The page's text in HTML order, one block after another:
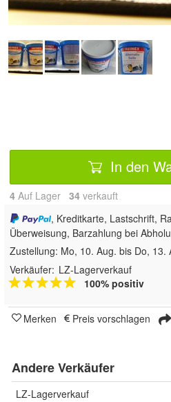
In den
4 Auf Lager 34 verkauft
, Kreditkarte, Lastschrift,
Überweisung, Barzahlung bei
Zustellung: Mo, 10. Aug. bis Do, 13.
Verkäufer: LZ-Lagerverkauf
100% positiv
Merken Preis vorschlagen
Andere Verkäufer
LZ-Lagerverkauf